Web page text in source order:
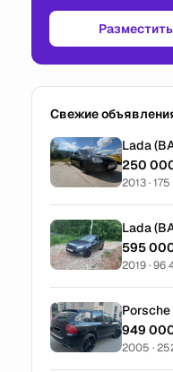
Свежие
Lada
250
2013 ·
Lada
595
2019 · 96
949
2005 ·